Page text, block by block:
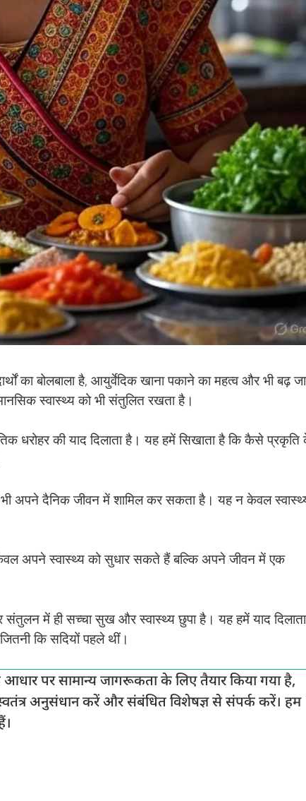
का बोलबाला है, आयुर्वेदिक खाना पकाने का महत्व और भी बढ़
स्वास्थ्य को भी संतुलित रखता है।
धरोहर की याद दिलाता है। यह हमें सिखाता है कि कैसे
भी अपने दैनिक जीवन में शामिल कर सकता है। यह न केवल
अपने स्वास्थ्य को सुधार सकते हैं बल्कि अपने जीवन में एक
संतुलन में ही सच्चा सुख और स्वास्थ्य छुपा है। यह हमें याद
कि सदियों पहले थीं।
आधार पर सामान्य जागरूकता के लिए तैयार किया गया है,
अनुसंधान करें और संबंधित विशेषज्ञ से संपर्क करें। हम